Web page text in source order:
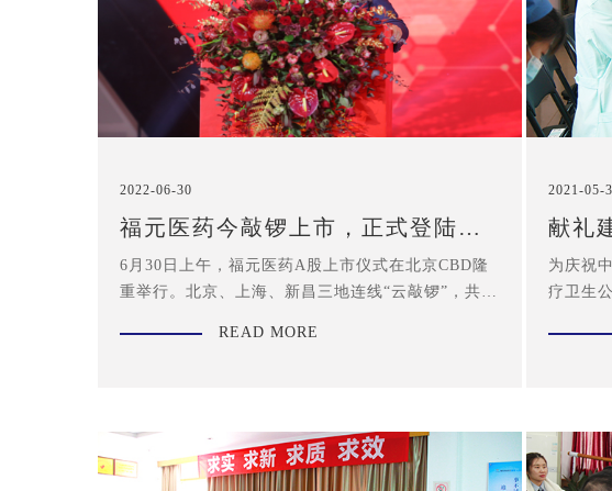
2022-06-30
福元医药今敲锣上市，正式登陆上
交所主板
6月30日上午，福元医药A股上市仪式在北京CBD隆
重举行。北京、上海、新昌三地连线“云敲锣”，共同
READ MORE
2021-05-
献礼
望
为庆祝
疗卫生